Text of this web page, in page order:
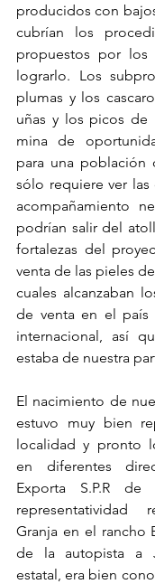
producidos con
cubrían los
propuestos por los
lograrlo. Los
plumas y los
uñas y los picos de
mina de
para una población
sólo requiere ver
acompañamiento
podrían salir del
fortalezas del
venta de las pieles
cuales alcanzaban
de venta en el país
internacional, así
estaba de nuestra
El nacimiento de
estuvo muy bien
localidad y pronto
en diferentes
Exporta S.P.R
representatividad
Granja en el rancho
de la autopista a
estatal, era bien